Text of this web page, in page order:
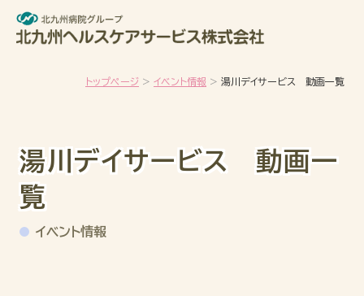
メインコンテンツへスキップ
トップページ イベント情報 湯川デイサービス 動画一覧
湯川デイサービス 動画一
覧
イベント情報